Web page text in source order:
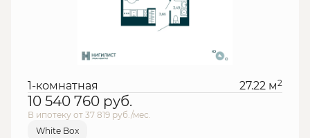
1-комнатная 27.22 м2
10 540 760 руб.
В ипотеку от 37 819 руб./мес.
White Box